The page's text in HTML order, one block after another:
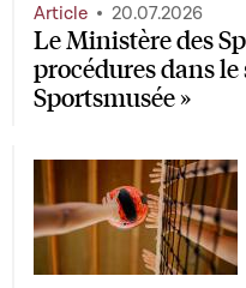
Le Ministère des
procédures dans
Sportsmusée »
Article 20.07.2026